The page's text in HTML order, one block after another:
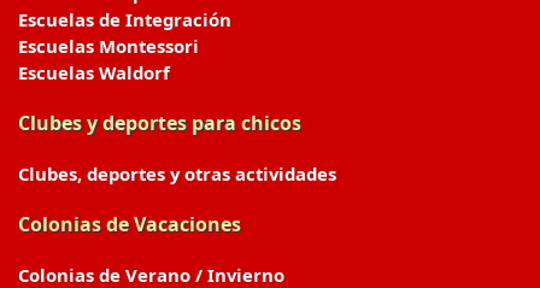
Escuelas de Integración
Escuelas Montessori
Escuelas Waldorf
Clubes y deportes para chicos
Clubes, deportes y otras actividades
Colonias de Vacaciones
Colonias de Verano / Invierno